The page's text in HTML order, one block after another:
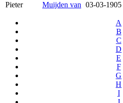
Pieter
Muijden van 03-03-1905
A
B
C
D
E
F
G
H
I